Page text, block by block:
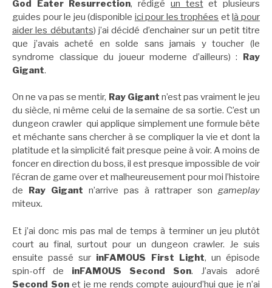
God Eater Resurrection, rédigé un testet plusieurs
guides pour le jeu (disponible ici pour les trophées etlà pour
aider les débutants) j’ai décidé d’enchainer sur un petit titre
que j’avais acheté en solde sans jamais y toucher (le
syndrome classique du joueur moderne d’ailleurs) : Ray
Gigant.
On ne va pas se mentir, Ray Gigant n’est pas vraiment le jeu
du siècle, ni même celui de la semaine de sa sortie. C’est un
dungeon crawler qui applique simplement une formule bête
et méchante sans chercher à se compliquer la vie et dont la
platitude et la simplicité fait presque peine à voir. A moins de
foncer en direction du boss, il est presque impossible de voir
l’écran de game over et malheureusement pour moi l’histoire
de
Ray Gigant n’arrive pas à rattraper son gameplay
miteux.
Et j’ai donc mis pas mal de temps à terminer un jeu plutôt
court au final, surtout pour un dungeon crawler. Je suis
ensuite passé sur inFAMOUS First Light, un épisode
spin-off de inFAMOUS Second Son. J’avais adoré
Second Sonet je me rends compte aujourd’hui que je n’ai